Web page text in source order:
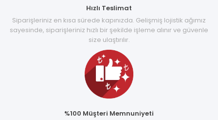
Hızlı Teslimat
Siparişleriniz en kısa sürede kapınızda. Gelişmiş lojistik ağımız
sayesinde, siparişleriniz hızlı bir şekilde işleme alınır ve güvenle
size ulaştırılır.
%100 Müşteri Memnuniyeti